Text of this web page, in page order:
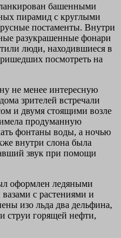
башенными
пирамид с круглыми
постаменты. Внутри
разукрашенные фонари
люди, находившиеся в
посмотреть на
не менее интересную
зрителей встречали
и двумя стоящими возле
продуманную
фонтаны воды, а ночью
внутри слона была
звук при помощи
оформлен ледяными
с растениями и
изо льда два дельфина,
струи горящей нефти,